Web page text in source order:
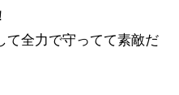
て全力で守ってて素敵だ